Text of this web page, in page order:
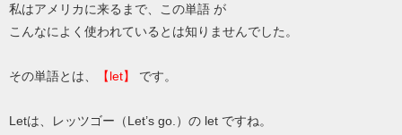
私はアメリカに来るまで、この単語 が
こんなによく使われているとは知りませんでした。
その単語とは、 【let】 です。
Letは、レッツゴー（Let’s go.）の let ですね。